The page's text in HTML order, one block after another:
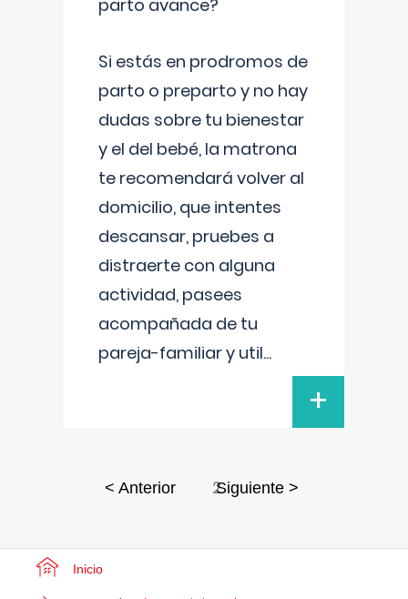
parto avance?
Si estás en prodromos de
parto o preparto y no hay
dudas sobre tu bienestar
y el del bebé, la matrona
te recomendará volver al
domicilio, que intentes
descansar, pruebes a
distraerte con alguna
actividad, pasees
acompañada de tu
pareja-familiar y util...
+
< Anterior 2Siguiente >
Inicio